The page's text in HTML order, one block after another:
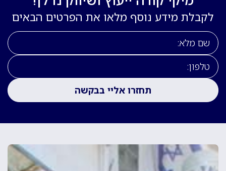
לקבלת מידע נוסף מלאו את הפרטים הבאים